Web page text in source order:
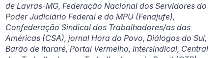
de Lavras-MG, Federação Nacional dos Servidores do
Poder Judiciário Federal e do MPU (Fenajufe),
Confederação Sindical dos Trabalhadores/as das
Américas (CSA), jornal Hora do Povo, Diálogos do Sul,
Barão de Itararé, Portal Vermelho, Intersindical, Central